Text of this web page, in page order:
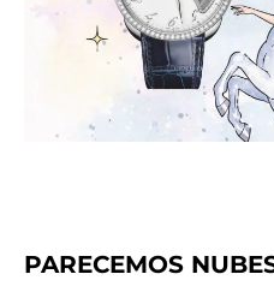
PARECEMOS